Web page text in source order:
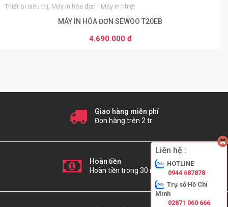
Liên hệ :
HOTLINE
0944 687878
Trụ sở Hồ Chí
Minh
02871 060 666
Thiết bị siêu thị, Máy in hóa đơn - Máy in nhiệt
MÁY IN HÓA ĐƠN SEWOO T20EB
4.690.000 đ
THÊM VÀO GIỎ HÀNG
Giao hàng miễn phí
Đơn hàng trên 2 tr
Hoàn tiền
Hoàn tiền trong 30 ngày